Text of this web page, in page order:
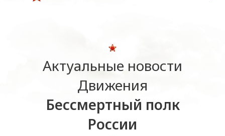
Актуальные новости
Движения
Бессмертный полк
России